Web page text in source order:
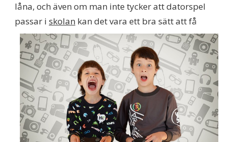
låna, och även om man inte tycker att datorspel
passar i skolan kan det vara ett bra sätt att få